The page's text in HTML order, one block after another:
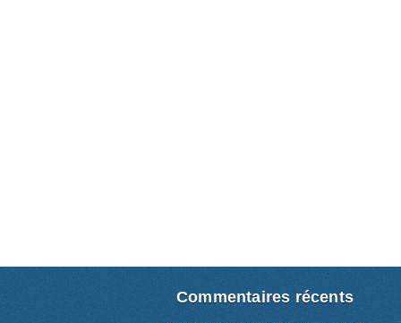
Commentaires récents